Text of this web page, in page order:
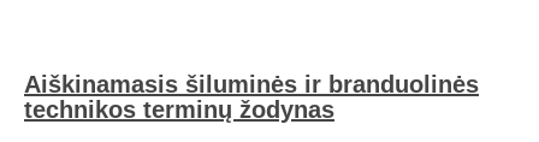
Aiškinamasis šiluminės ir branduolinės
technikos terminų žodynas